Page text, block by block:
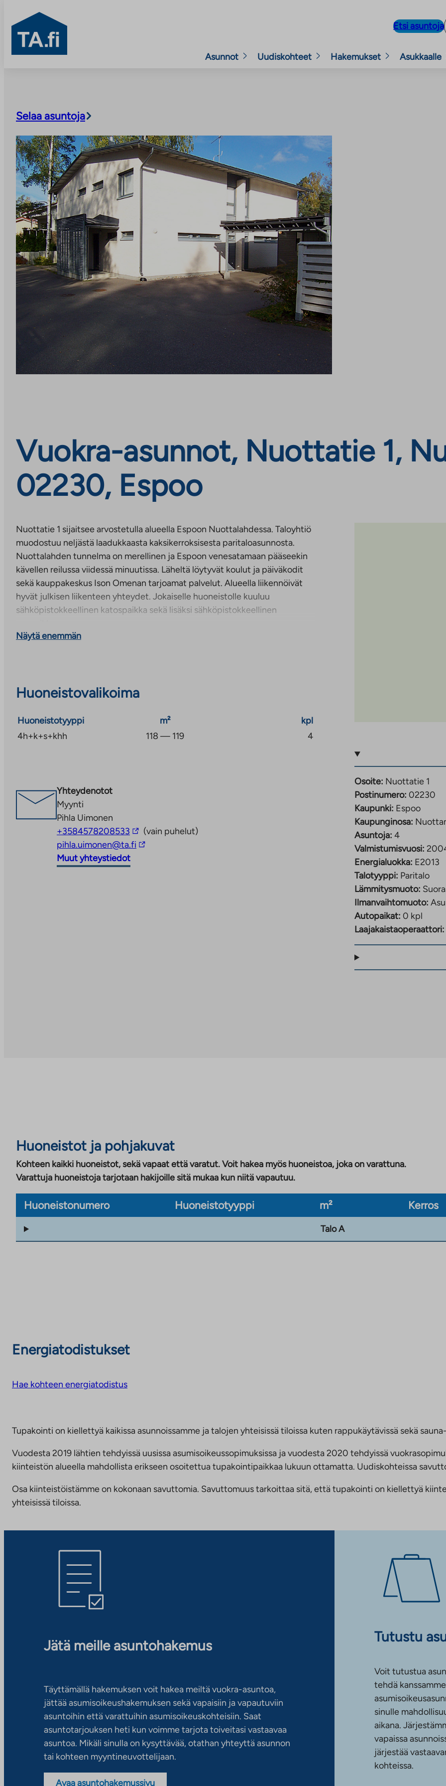
TA.fi
Etsi asuntoja
Asunnot Uudiskohteet Hakemukset Asukkaalle
Selaa asuntoja
Vuokra-asunnot, Nuottatie 1,
02230, Espoo
Nuottatie 1 sijaitsee arvostetulla alueella Espoon Nuottalahdessa. Taloyhtiö
muodostuu neljästä laadukkaasta kaksikerroksisesta paritaloasunnosta.
Nuottalahden tunnelma on merellinen ja Espoon venesatamaan pääseekin
kävellen reilussa viidessä minuutissa. Läheltä löytyvät koulut ja päiväkodit
sekä kauppakeskus Ison Omenan tarjoamat palvelut. Alueella liikennöivät
hyvät julkisen liikenteen yhteydet. Jokaiselle huoneistolle kuuluu
sähköpistokkeellinen katospaikka sekä lisäksi sähköpistokkeellinen
Näytä enemmän
Huoneistovalikoima
Huoneistotyyppi m²
kpl
4h+k+s+khh
118 — 119 4
Yhteydenotot
Myynti
Pihla Uimonen
+3584578208533 Linkki
vie
ulkopuoliseen
(vain puhelut)
pihla.uimonen@ta.fi Linkki
Muut yhteystiedot
Osoite: Nuottatie 1
Postinumero: 02230
Kaupunki: Espoo
Kaupunginosa:
Asuntoja: 4
Valmistumisvuosi:
Energialuokka: E2013
Talotyyppi: Paritalo
Lämmitysmuoto:
Ilmanvaihtomuoto:
Autopaikat: 0 kpl
Laajakaistaoperaattori:
Huoneistot ja pohjakuvat
Kohteen kaikki huoneistot, sekä vapaat että varatut. Voit hakea myös huoneistoa, joka on varattuna.
Varattuja huoneistoja tarjotaan hakijoille sitä mukaa kun niitä vapautuu.
Huoneistonumero Huoneistotyyppi m² Kerros
Talo A
Energiatodistukset
Hae kohteen energiatodistus
Tupakointi on kiellettyä kaikissa asunnoissamme ja talojen yhteisissä tiloissa kuten rappukäytävissä sekä
Vuodesta 2019 lähtien tehdyissä uusissa asumisoikeussopimuksissa ja vuodesta 2020 tehdyissä
kiinteistön alueella mahdollista erikseen osoitettua tupakointipaikkaa lukuun ottamatta. Uudiskohteissa
Osa kiinteistöistämme on kokonaan savuttomia. Savuttomuus tarkoittaa sitä, että tupakointi on kiellettyä
yhteisissä tiloissa.
Jätä meille asuntohakemus
Täyttämällä hakemuksen voit hakea meiltä vuokra-asuntoa,
jättää asumisoikeushakemuksen sekä vapaisiin ja vapautuviin
asuntoihin että varattuihin asumisoikeuskohteisiin. Saat
asuntotarjouksen heti kun voimme tarjota toiveitasi vastaavaa
asuntoa. Mikäli sinulla on kysyttävää, otathan yhteyttä asunnon
tai kohteen myyntineuvottelijaan.
Avaa asuntohakemussivu
Tutustu
Voit tutustua
tehdä
sinulle
aikana.
vapaissa
järjestää
kohteissa.